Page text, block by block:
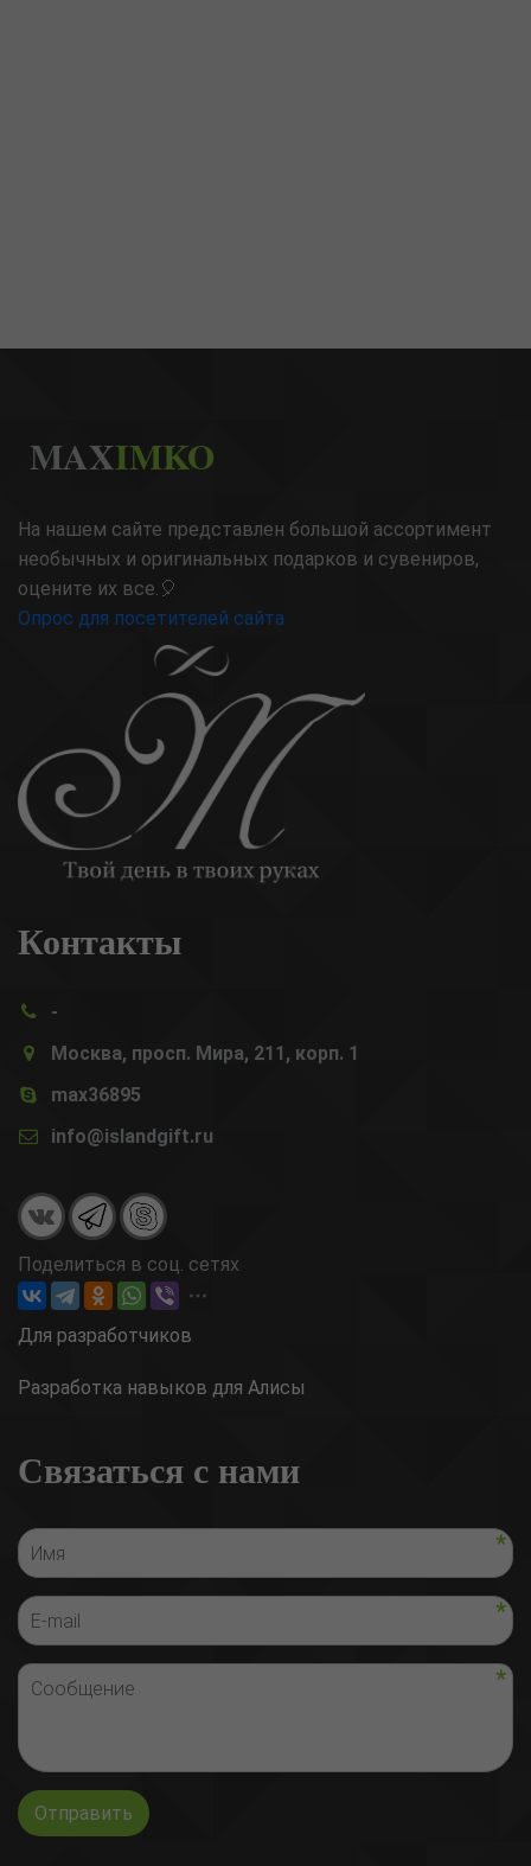
MAXIMKO
На нашем сайте представлен большой ассортимент
необычных и оригинальных подарков и сувениров,
оцените их все.🎈
Опрос для посетителей сайта
Контакты
-
Москва, просп. Мира, 211, корп. 1
max36895
info@islandgift.ru
Поделиться в соц. сетях
Для разработчиков
Разработка навыков для Алисы
Связаться с нами
Отправить